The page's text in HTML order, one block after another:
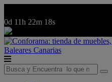
0d 11h 22m 18s
Baleares Canarias